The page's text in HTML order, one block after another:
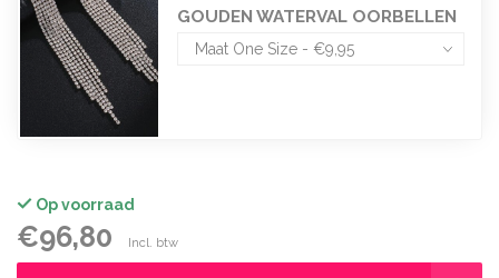
GOUDEN WATERVAL OORBELLEN
Op voorraad
€96,80 Incl. btw